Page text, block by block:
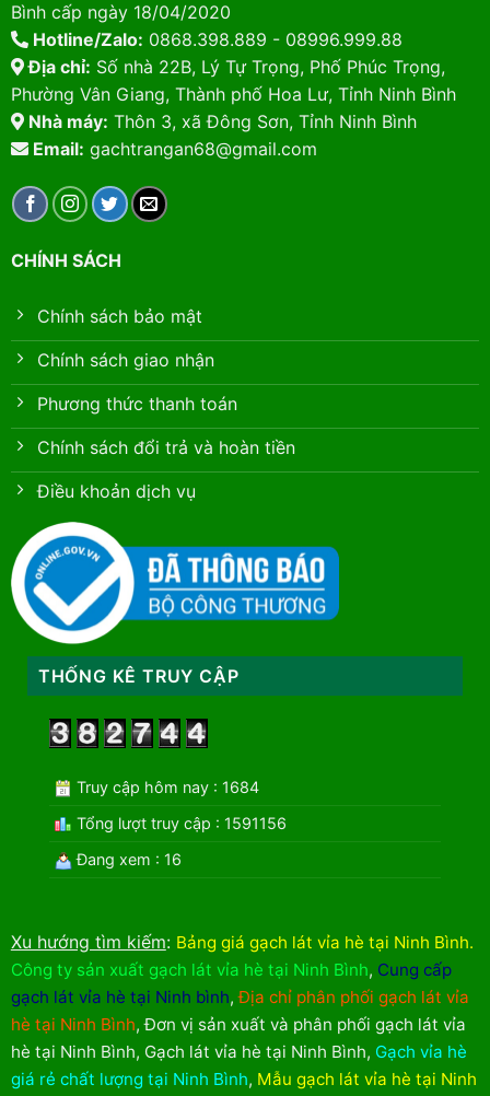
Bình cấp ngày 18/04/2020
Hotline/Zalo: 0868.398.889 - 08996.999.88
Địa chỉ: Số nhà 22B, Lý Tự Trọng, Phố Phúc Trọng,
Phường Vân Giang, Thành phố Hoa Lư, Tỉnh Ninh Bình
Nhà máy: Thôn 3, xã Đông Sơn, Tỉnh Ninh Bình
Email: gachtrangan68@gmail.com
CHÍNH SÁCH
Chính sách bảo mật
Chính sách giao nhận
Phương thức thanh toán
Chính sách đổi trả và hoàn tiền
Điều khoản dịch vụ
THỐNG KÊ TRUY CẬP
Truy cập hôm nay : 1684
Tổng lượt truy cập : 1591156
Đang xem : 16
Xu hướng tìm kiếm: Bảng giá gạch lát vỉa hè tại Ninh Bình.
Công ty sản xuất gạch lát vỉa hè tại Ninh Bình, Cung cấp
gạch lát vỉa hè tại Ninh bình,Địa chỉ phân phối gạch lát vỉa
hè tại Ninh Bình,Đơn vị sản xuất và phân phối gạch lát vỉa
hè tại Ninh Bình, Gạch lát vỉa hè tại Ninh Bình, Gạch vỉa hè
giá rẻ chất lượng tại Ninh Bình, Mẫu gạch lát vỉa hè tại Ninh